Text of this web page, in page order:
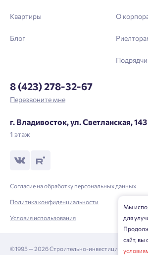
Квартиры
Блог
О
8 (423) 278-32-67
Перезвоните мне
г. Владивосток, ул. Светланская, 143
1 этаж
Согласие на обработку персональных данных
Политика конфиденциальности
Условия использования
©1995 — 2026 Строительно-инвестиционная
Мы
для
сайт, вы